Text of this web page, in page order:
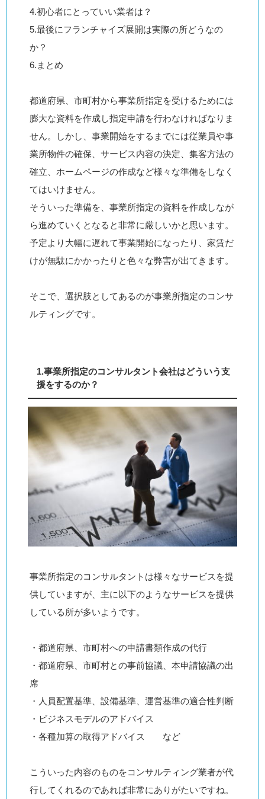
4.初心者にとっていい業者は？
5.最後にフランチャイズ展開は実際の所どうなの
か？
6.まとめ
都道府県、市町村から事業所指定を受けるためには
膨大な資料を作成し指定申請を行わなければなりま
せん。しかし、事業開始をするまでには従業員や事
業所物件の確保、サービス内容の決定、集客方法の
確立、ホームページの作成など様々な準備をしなく
てはいけません。
そういった準備を、事業所指定の資料を作成しなが
ら進めていくとなると非常に厳しいかと思います。
予定より大幅に遅れて事業開始になったり、家賃だ
けが無駄にかかったりと色々な弊害が出てきます。
そこで、選択肢としてあるのが事業所指定のコンサ
ルティングです。
1.事業所指定のコンサルタント会社はどういう支
援をするのか？
事業所指定のコンサルタントは様々なサービスを提
供していますが、主に以下のようなサービスを提供
している所が多いようです。
・都道府県、市町村への申請書類作成の代行
・都道府県、市町村との事前協議、本申請協議の出
席
・人員配置基準、設備基準、運営基準の適合性判断
・ビジネスモデルのアドバイス
・各種加算の取得アドバイス など
こういった内容のものをコンサルティング業者が代
行してくれるのであれば非常にありがたいですね。